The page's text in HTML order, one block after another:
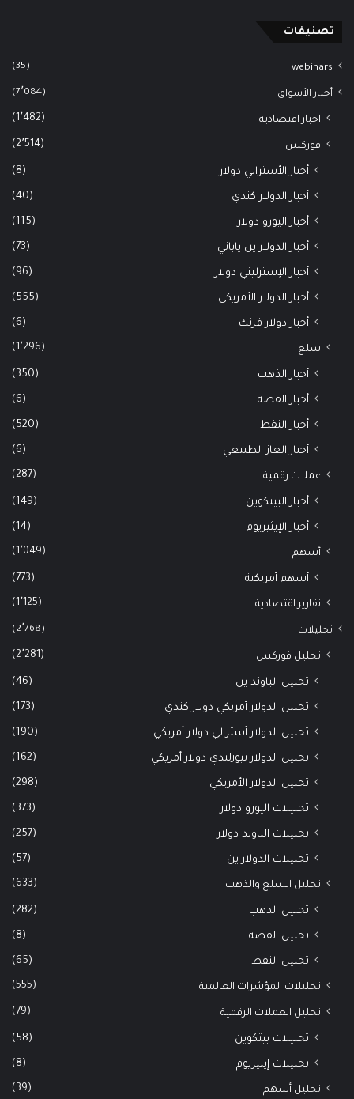
تصنيفات
webinars
(35)
أخبار الأسواق (7٬084)
اخبار اقتصادية (1٬482)
فوركس (2٬514)
أخبار الأسترالي دولار (8)
أخبار الدولار كندي (40)
أخبار اليورو دولار (115)
أخبار الدولار ين ياباني (73)
أخبار الإسترليني دولار (96)
أخبار الدولار الأمريكي (555)
أخبار دولار فرنك (6)
سلع (1٬296)
أخبار الذهب (350)
أخبار الفضة (6)
أخبار النفط (520)
أخبار الغاز الطبيعي (6)
عملات رقمية (287)
أخبار البيتكوين (149)
أخبار الإيثيريوم (14)
أسهم (1٬049)
أسهم أمريكية (773)
تقارير اقتصادية (1٬125)
تحليلات (2٬768)
تحليل فوركس (2٬281)
تحليل الباوند ين (46)
تحليل الدولار أمريكي دولار كندي (173)
تحليل الدولار أسترالي دولار أمريكي (190)
تحليل الدولار نيوزلندي دولار أمريكي (162)
تحليل الدولار الأمريكي (298)
تحليلات اليورو دولار (373)
تحليلات الباوند دولار (257)
تحليلات الدولار ين (57)
تحليل السلع والذهب (633)
تحليل الذهب (282)
تحليل الفضة (8)
تحليل النفط (65)
تحليلات المؤشرات العالمية (555)
تحليل العملات الرقمية (79)
تحليلات بيتكوين (58)
تحليلات إيثيريوم (8)
تحليل أسهم (39)